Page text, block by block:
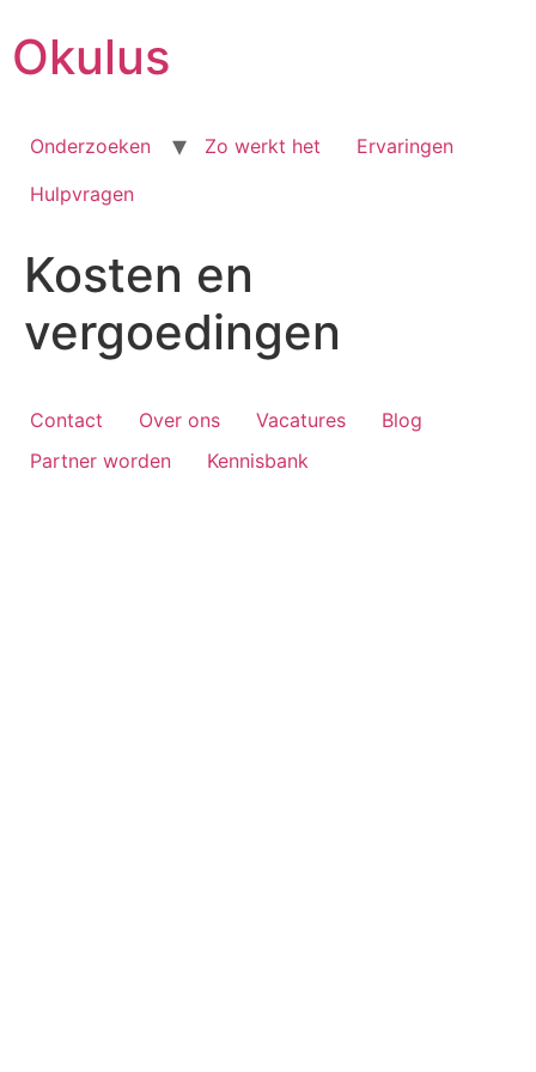
to
content
Okulus
Onderzoeken Zo werkt het
Ervaringen
Hulpvragen
Kosten en
vergoedingen
Contact Over ons Vacatures
Blog
Partner worden
Kennisbank